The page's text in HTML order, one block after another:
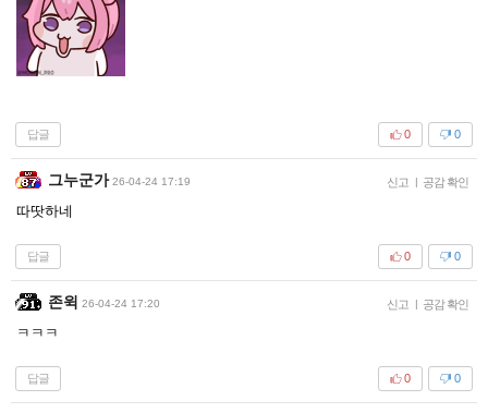
답글 0
0
그누군가 26-04-24 17:19 신고 | 공감 확인
따땃하네
답글 0
0
존윅 26-04-24 17:20 신고 | 공감 확인
ㅋㅋㅋ
답글 0
0